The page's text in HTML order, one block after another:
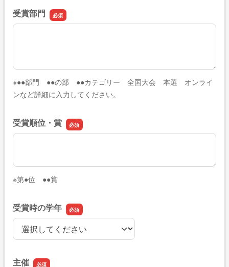
受賞部門
受賞部門
※●●部門 ●●の部 ●●カテゴリー 全国大会 本選 オンライ
ンなど詳細に入力してください。
受賞順位・賞
受賞順位・賞
※第●位 ●●賞
受賞時の学年
受賞時の学年
主催